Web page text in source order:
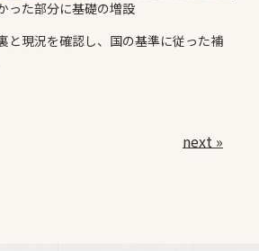
った部分に基礎の増設
と現況を確認し、国の基準に従った補
next »